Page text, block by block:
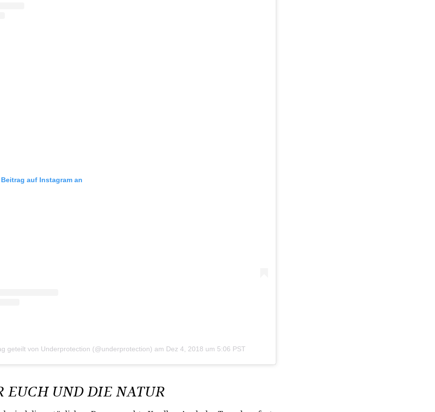
auf Instagram an
geteilt von Underprotection (@underprotection) am Dez 4, 2018 um 5:06 PST
EUCH UND DIE NATUR